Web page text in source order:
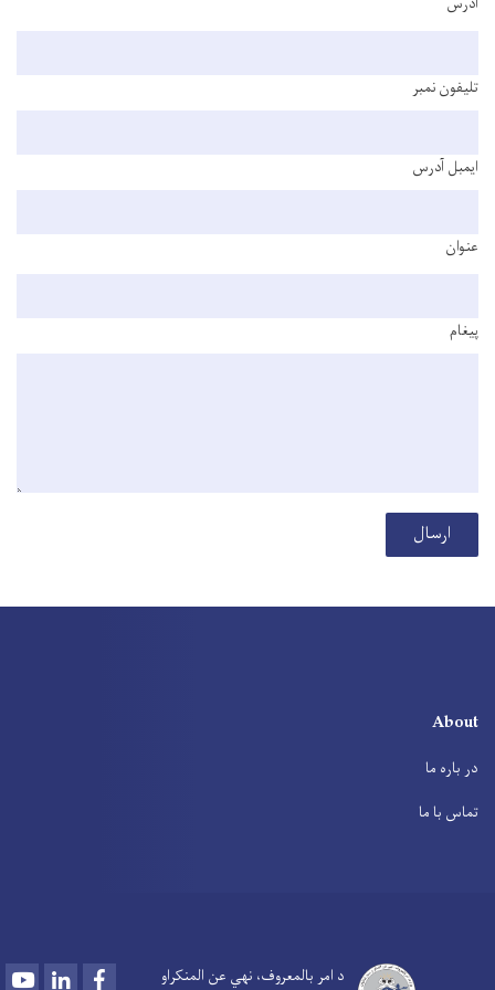
تلیفون نمبر
ایمبل آدرس
عنوان
پیغام
ارسال
About
در باره ما
تماس با ما
د امر بالمعروف، نهي عن المنکراو YoutubeLinkedInFacebook